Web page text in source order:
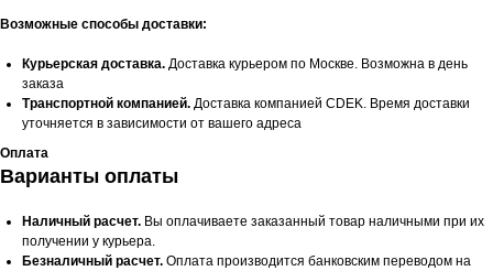
Возможные способы доставки:
Курьерская доставка. Доставка курьером по Москве. Возможна в день
заказа
Транспортной компанией. Доставка компанией CDEK. Время доставки
уточняется в зависимости от вашего адреса
Оплата
Варианты оплаты
Наличный расчет. Вы оплачиваете заказанный товар наличными при их
получении у курьера.
Безналичный расчет. Оплата производится банковским переводом на